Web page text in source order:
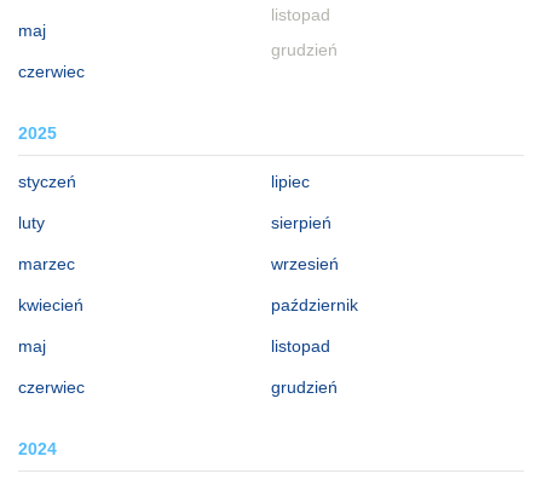
maj
czerwiec
listopad
grudzień
2025
styczeń
luty
marzec
kwiecień
maj
czerwiec
lipiec
sierpień
wrzesień
październik
listopad
grudzień
2024